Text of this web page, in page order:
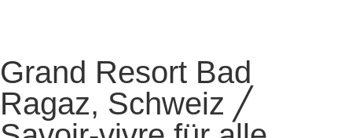
Grand Resort Bad
Ragaz, Schweiz ╱